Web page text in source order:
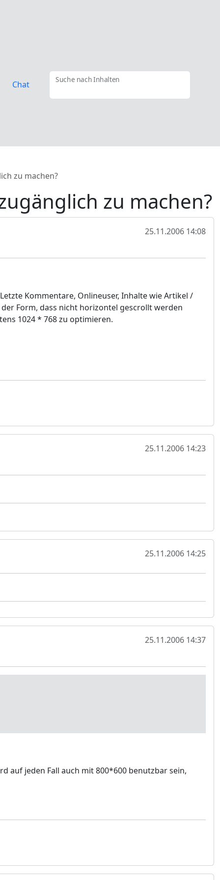
Chat Suche nach Inhalten
zu machen?
zu machen?
25.11.2006 14:08
Kommentare, Onlineuser, Inhalte wie Artikel /
Form, dass nicht horizontel gescrollt werden
1024 * 768 zu optimieren.
25.11.2006 14:23
25.11.2006 14:25
25.11.2006 14:37
auf jeden Fall auch mit 800*600 benutzbar sein,